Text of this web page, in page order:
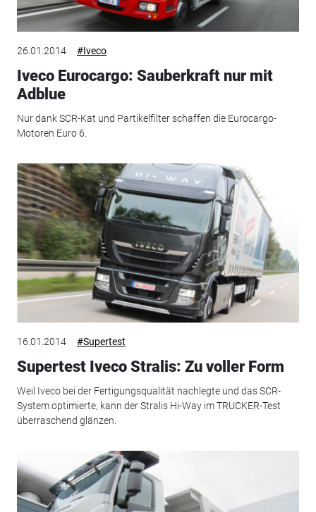
26.01.2014 #Iveco
Iveco Eurocargo: Sauberkraft nur mit
Adblue
Nur dank SCR-Kat und Partikelfilter schaffen die Eurocargo-
Motoren Euro 6.
16.01.2014 #Supertest
Supertest Iveco Stralis: Zu voller Form
Weil Iveco bei der Fertigungsqualität nachlegte und das SCR-
System optimierte, kann der Stralis Hi-Way im TRUCKER-Test
überraschend glänzen.